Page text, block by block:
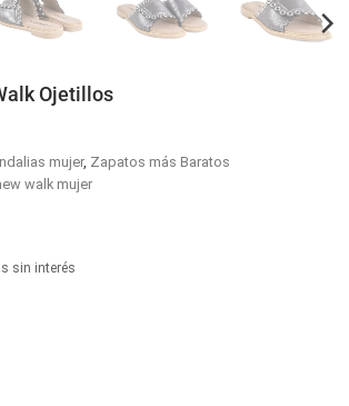
Ojetillos
mujer, Zapatos más Baratos
walk mujer
El
actual
sin interés